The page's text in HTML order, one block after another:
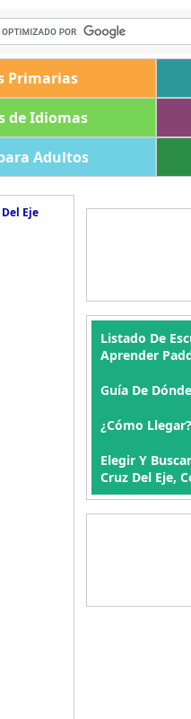
Primarias
de Idiomas
Adultos
Eje
Listado De
Aprender
Guía De
¿Cómo
Elegir Y
Cruz Del Eje,